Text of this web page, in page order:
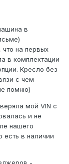
в
на первых
в комплектации
Кресло без
с чем
помню)
мой VIN с
и не
нашего
есть в наличии